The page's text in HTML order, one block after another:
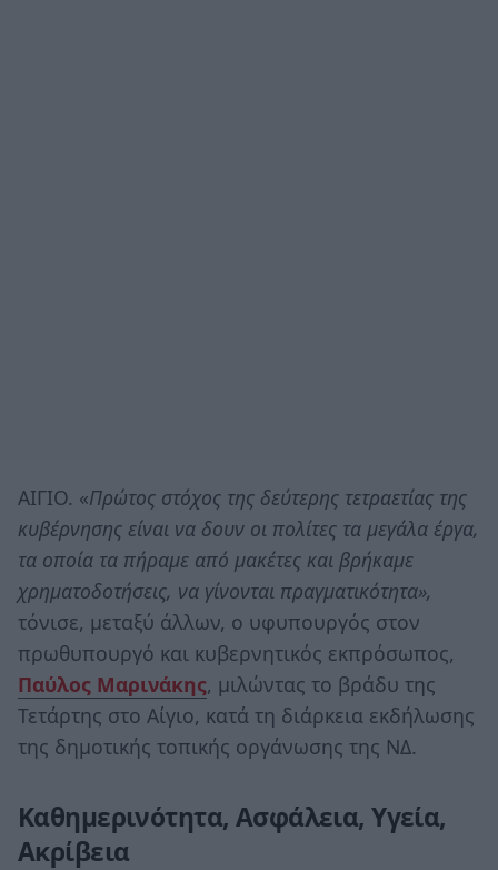
ΑΙΓΙΟ. «Πρώτος στόχος της δεύτερης τετραετίας της
κυβέρνησης είναι να δουν οι πολίτες τα μεγάλα έργα,
τα οποία τα πήραμε από μακέτες και βρήκαμε
χρηματοδοτήσεις, να γίνονται πραγματικότητα»,
τόνισε, μεταξύ άλλων, ο υφυπουργός στον
πρωθυπουργό και κυβερνητικός εκπρόσωπος,
Παύλος Μαρινάκης, μιλώντας το βράδυ της
Τετάρτης στο Αίγιο, κατά τη διάρκεια εκδήλωσης
της δημοτικής τοπικής οργάνωσης της ΝΔ.
Καθημερινότητα, Ασφάλεια, Υγεία,
Ακρίβεια